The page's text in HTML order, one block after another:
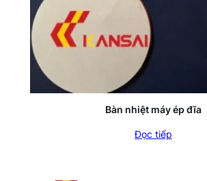
Bàn nhiệt máy ép đĩa
Đọc tiếp